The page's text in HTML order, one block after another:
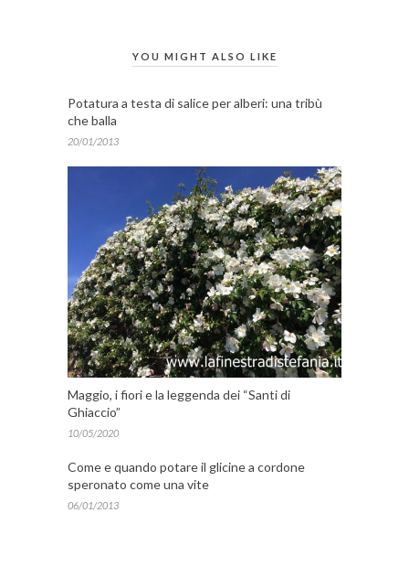
YOU MIGHT ALSO LIKE
Potatura a testa di salice per alberi: una tribù
che balla
20/01/2013
Maggio, i fiori e la leggenda dei “Santi di
Ghiaccio”
10/05/2020
Come e quando potare il glicine a cordone
speronato come una vite
06/01/2013